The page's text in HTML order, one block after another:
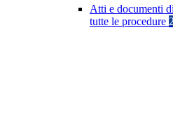
Atti e documenti
tutte le procedure